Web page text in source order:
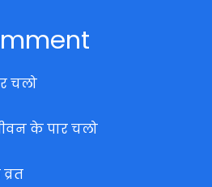
चलो
के पार चलो